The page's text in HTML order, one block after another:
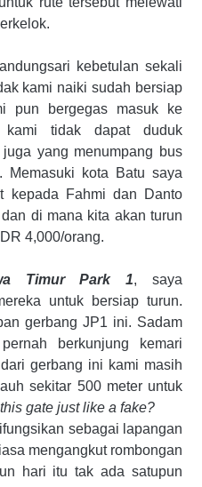
kebetulan sekali
kami naiki sudah bersiap
pun bergegas masuk ke
tidak dapat duduk
yang menumpang bus
kota Batu saya
kepada Fahmi dan Danto
di mana kita akan turun
4,000/orang.
Timur Park 1, saya
untuk bersiap turun.
gerbang JP1 ini. Sadam
berkunjung kemari
gerbang ini kami masih
sekitar 500 meter untuk
gate just like a fake?
sebagai lapangan
mengangkut rombongan
hari itu tak ada satupun